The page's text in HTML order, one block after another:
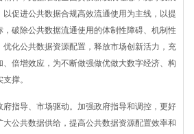
促进公共数据合规高效流通使用为主线，以提
破除公共数据流通使用的体制性障碍、机制性
化公共数据资源配置，释放市场创新活力，充
倍增效应，为不断做强做优做大数字经济、构
撑。
指导、市场驱动。加强政府指导和调控，更好
公共数据供给，提高公共数据资源配置效率和